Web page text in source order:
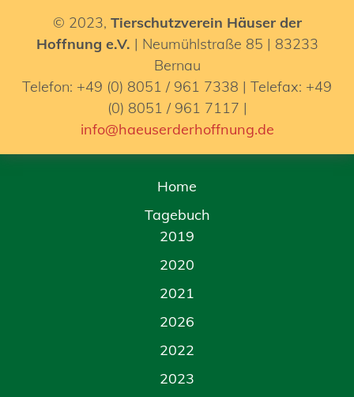
© 2023, Tierschutzverein Häuser der
Hoffnung e.V. | Neumühlstraße 85 | 83233
Bernau
Telefon: +49 (0) 8051 / 961 7338 | Telefax: +49
(0) 8051 / 961 7117 |
info@haeuserderhoffnung.de
Home
Tagebuch
2019
2020
2021
2026
2022
2023